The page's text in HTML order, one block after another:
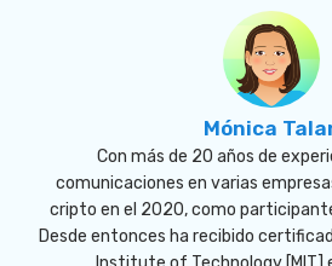
Mónica
Con más de 20 años de
comunicaciones en varias
cripto en el 2020, como
Desde entonces ha recibido